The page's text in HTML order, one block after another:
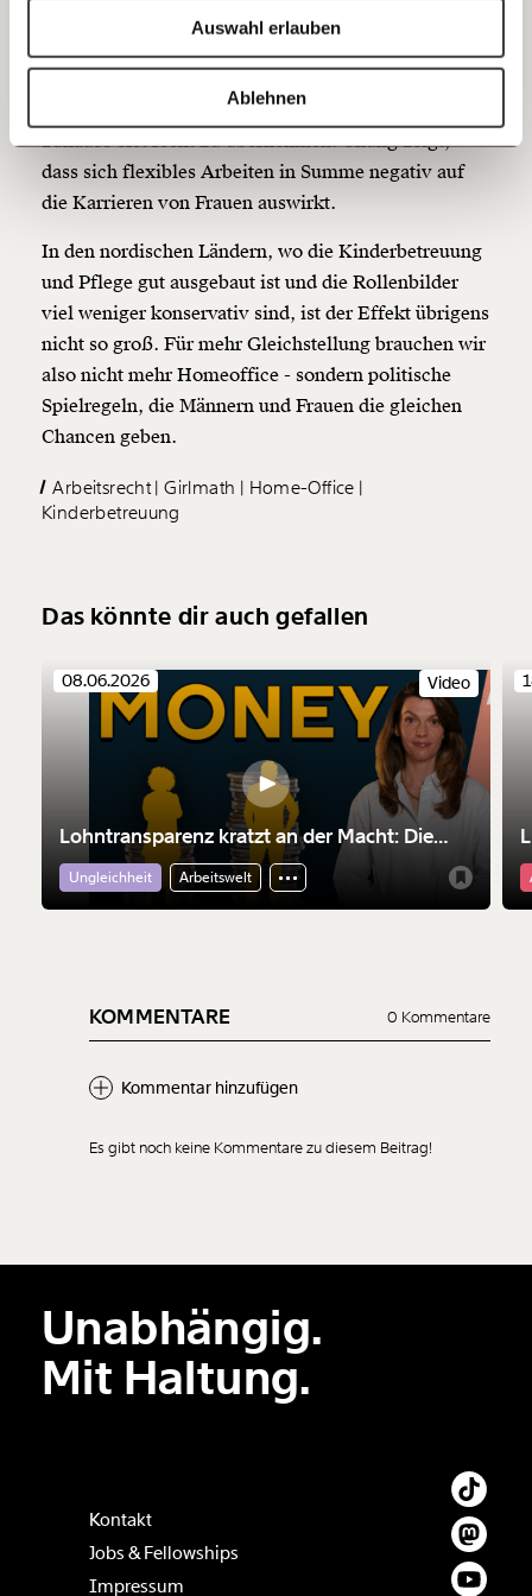
Auswahl erlauben
Ablehnen
20€ 40€
150€ €
Ich möchte meine Spende verschenken.
Du erhältst eine E-Mail mit deiner
Geschenkurkunde im PDF-Format, welche Du
ausdrucken oder weiterleiten und verschenken
kannst.
https://www.moment.at/story/homeoffice-schlecht-fuer-frauen/
das bringt Frauen dazu, die unbezahlte Arbeit
zuhause erst recht zu übernehmen. Chung zeigt,
dass sich flexibles Arbeiten in Summe negativ auf
die Karrieren von Frauen auswirkt.
In den nordischen Ländern, wo die Kinderbetreuung
und Pflege gut ausgebaut ist und die Rollenbilder
viel weniger konservativ sind, ist der Effekt übrigens
nicht so groß. Für mehr Gleichstellung brauchen wir
also nicht mehr Homeoffice - sondern politische
Spielregeln, die Männern und Frauen die gleichen
Chancen geben.
Arbeitsrecht Girlmath
Home-Office
Kinderbetreuung
Das könnte dir auch gefallen
Video
08.06.2026
Lohntransparenz kratzt an der Macht: Die
falschen Tränen der Konzerne
Ungleichheit Arbeitswelt
KOMMENTARE 0 Kommentare
Kommentar hinzufügen
Der Inhalt dieses Feldes wird nicht öffentlich zugänglich angezeigt.
Es gibt noch keine Kommentare zu diesem Beitrag!
Unabhängig.
Mit Haltung.
Kontakt
Jobs & Fellowships
Impressum